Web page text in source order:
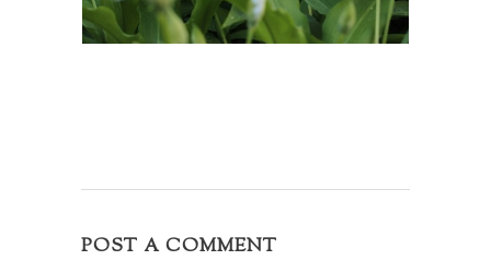
POST A COMMENT